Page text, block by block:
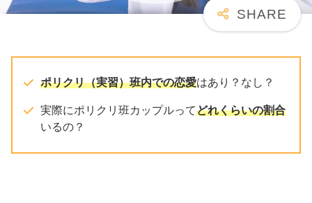
ポリクリ（実習）班内での恋愛はあり？なし？
実際にポリクリ班カップルってどれくらいの割合
いるの？